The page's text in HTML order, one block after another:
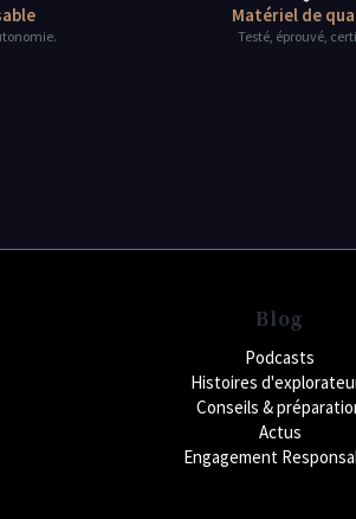
Matériel de
Testé, éprouvé,
Blog
Podcasts
Histoires
Conseils &
Actus
Engagement